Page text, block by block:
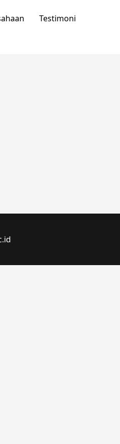
Testimoni